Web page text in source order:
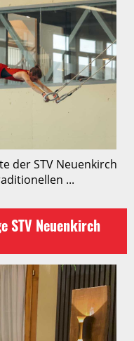
der STV Neuenkirch
...
STV Neuenkirch